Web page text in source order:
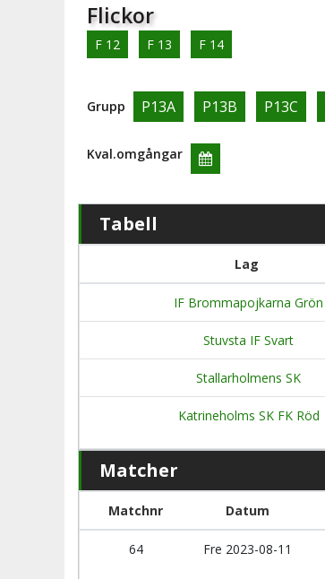
Flickor
F 12 F 13 F 14
Grupp P13A P13B P13C
Kval.omgångar
Tabell
Lag
IF Brommapojkarna Grön
Stuvsta IF Svart
Stallarholmens SK
Katrineholms SK FK Röd
Matcher
Matchnr Datum
64 Fre 2023-08-11